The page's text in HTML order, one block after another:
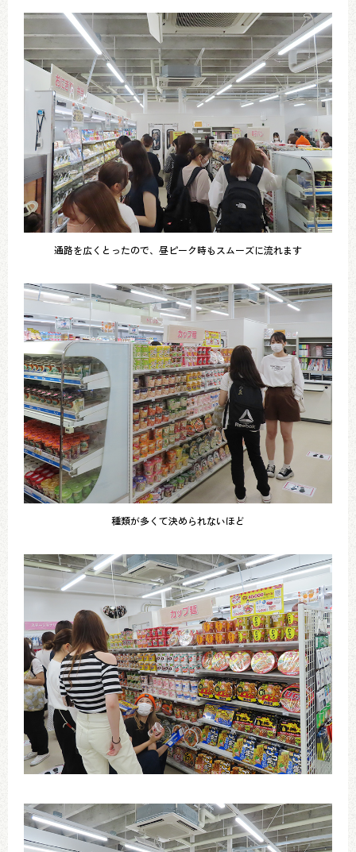
通路を広くとったので、昼ピーク時もスムーズに流れます
種類が多くて決められないほど